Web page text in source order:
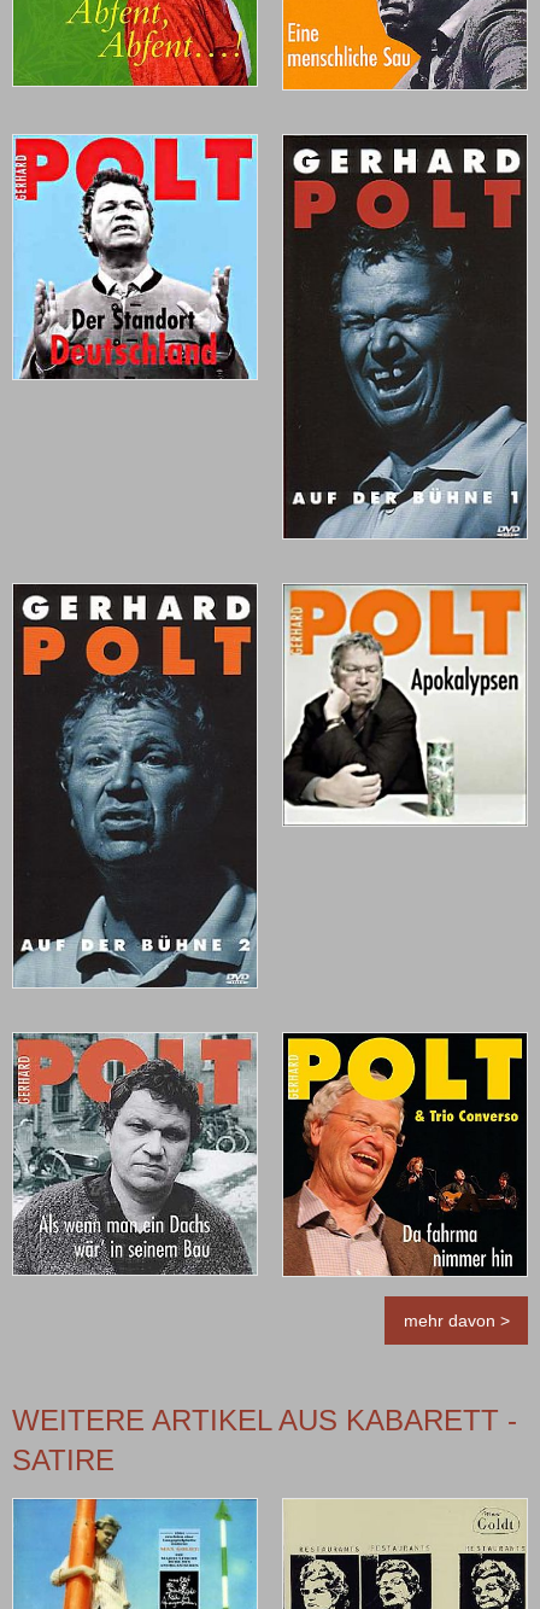
mehr davon >
WEITERE ARTIKEL AUS KABARETT -
SATIRE